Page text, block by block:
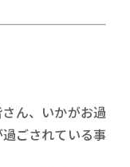
ん、いかがお過
ごされている事